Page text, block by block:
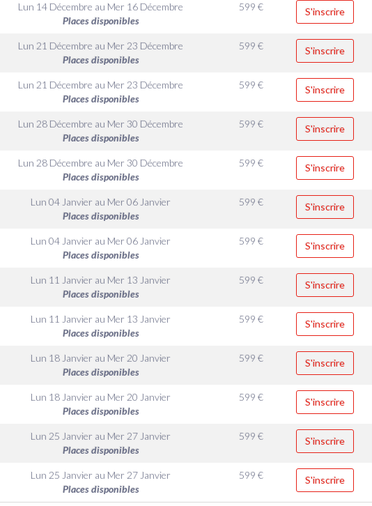
Lun 14 Décembre au Mer 16 Décembre
Places disponibles
599€ S'inscrire
Lun 21 Décembre au Mer 23 Décembre
Places disponibles
599€ S'inscrire
Lun 21 Décembre au Mer 23 Décembre
Places disponibles
599€ S'inscrire
Lun 28 Décembre au Mer 30 Décembre
Places disponibles
599€ S'inscrire
Lun 28 Décembre au Mer 30 Décembre
Places disponibles
599€ S'inscrire
Lun 04 Janvier au Mer 06 Janvier
Places disponibles
599€ S'inscrire
Lun 04 Janvier au Mer 06 Janvier
Places disponibles
599€ S'inscrire
Lun 11 Janvier au Mer 13 Janvier
Places disponibles
599€ S'inscrire
Lun 11 Janvier au Mer 13 Janvier
Places disponibles
599€ S'inscrire
Lun 18 Janvier au Mer 20 Janvier
Places disponibles
599€ S'inscrire
Lun 18 Janvier au Mer 20 Janvier
Places disponibles
599€ S'inscrire
Lun 25 Janvier au Mer 27 Janvier
Places disponibles
599€ S'inscrire
Lun 25 Janvier au Mer 27 Janvier
Places disponibles
599€ S'inscrire